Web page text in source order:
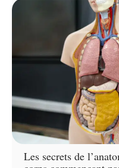
Les secrets de